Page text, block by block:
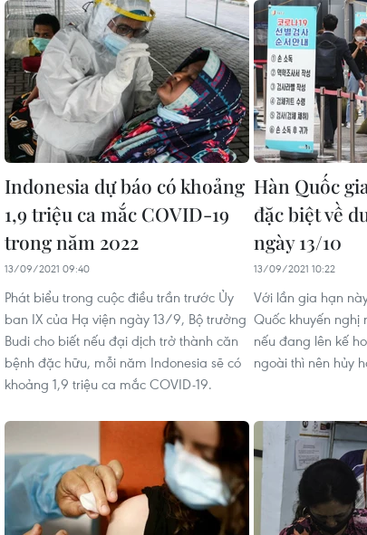
Indonesia dự báo có khoảng
1,9 triệu ca mắc COVID-19
trong năm 2022
13/09/2021 09:40
Phát biểu trong cuộc điều trần trước Ủy
ban IX của Hạ viện ngày 13/9, Bộ trưởng
Budi cho biết nếu đại dịch trở thành căn
bệnh đặc hữu, mỗi năm Indonesia sẽ có
khoảng 1,9 triệu ca mắc COVID-19.
Hàn Quốc
đặc biệt về
ngày 13/10
13/09/2021 10:22
Với lần gia hạn
Quốc khuyến
nếu đang lên kế
ngoài thì nên hủy